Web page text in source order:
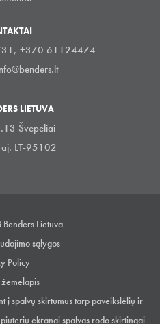
+370 61124474
LIETUVA
Švepeliai
LT-95102
Lietuva
sąlygos
Policy
į spalvų skirtumus tarp paveikslėlių ir
ekranai spalvas rodo skirtingai